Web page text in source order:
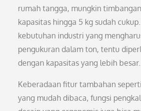
rumah tangga, mungkin
kapasitas hingga 5 kg sudah
kebutuhan industri yang
pengukuran dalam ton, tentu
dengan kapasitas yang lebih besar.
Keberadaan fitur tambahan
yang mudah dibaca, fungsi